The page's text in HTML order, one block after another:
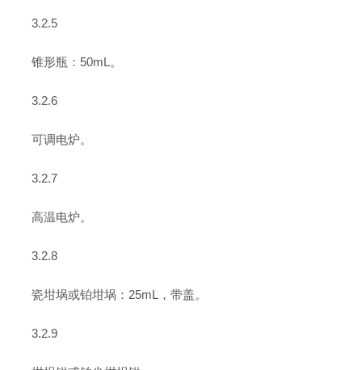
3.2.5
锥形瓶：50mL。
3.2.6
可调电炉。
3.2.7
高温电炉。
3.2.8
瓷坩埚或铂坩埚：25mL，带盖。
3.2.9